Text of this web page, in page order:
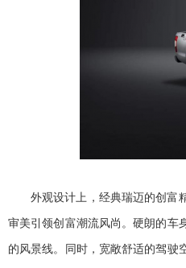
外观设计上，经典瑞迈的创富
审美引领创富潮流风尚。硬朗的车
的风景线。同时，宽敞舒适的驾驶